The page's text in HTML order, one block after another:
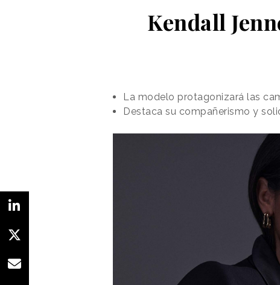
Kendall
La modelo protagonizará las
Destaca su compañerismo y